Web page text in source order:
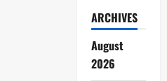
ARCHIVES
August
2026